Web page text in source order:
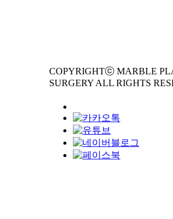
COPYRIGHTⓒ MARBLE
SURGERY ALL RIGHTS